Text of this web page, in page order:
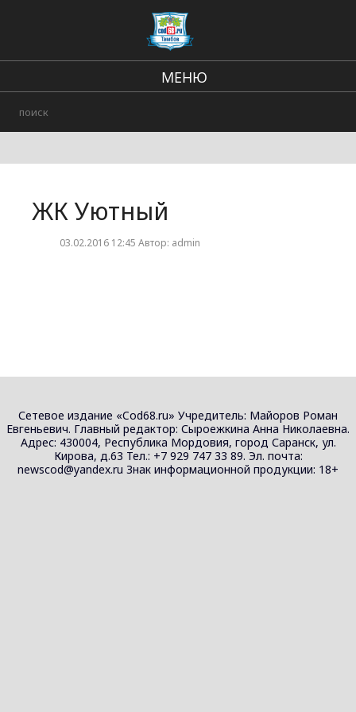
МЕНЮ
Городские события
ЖК Уютный
03.02.2016 12:45 Автор: admin
Сетевое издание «Cod68.ru» Учредитель: Майоров Роман
Евгеньевич. Главный редактор: Сыроежкина Анна Николаевна.
Адрес: 430004, Республика Мордовия, город Саранск, ул.
Кирова, д.63 Тел.: +7 929 747 33 89. Эл. почта:
newscod@yandex.ru Знак информационной продукции: 18+